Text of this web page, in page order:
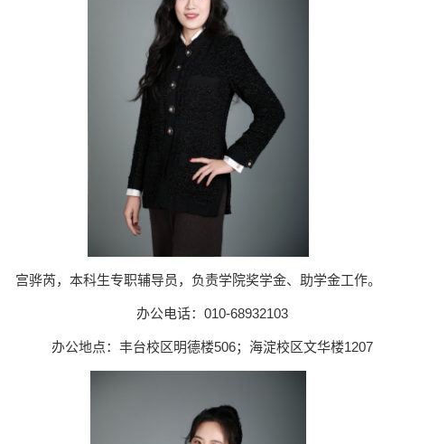
宫骅芮，本科生专职辅导员，负责学院奖学金、助学金工作。
办公电话：010-68932103
办公地点：丰台校区明德楼506；海淀校区文华楼1207